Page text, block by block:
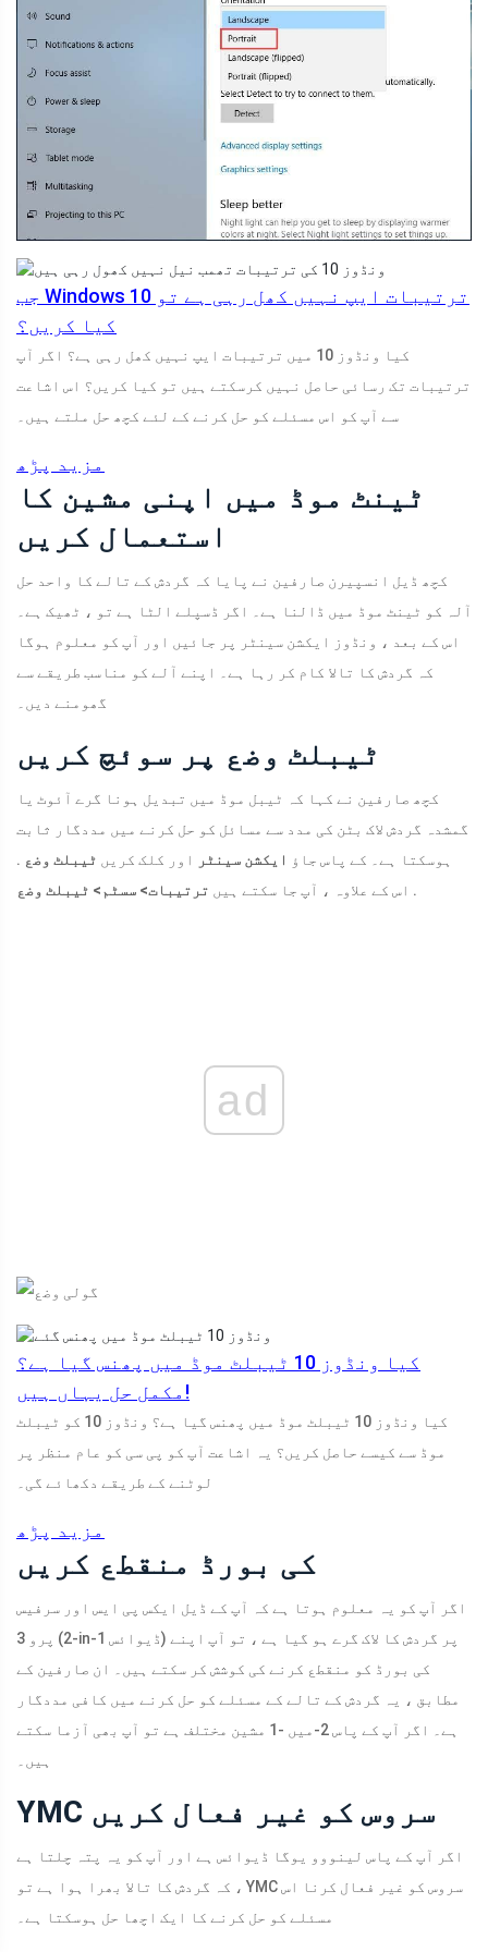
جب Windows 10 ترتیبات ایپ نہیں کھل رہی ہے تو
کیا کریں؟
کیا ونڈوز 10 میں ترتیبات ایپ نہیں کھل رہی ہے؟ اگر آپ
ترتیبات تک رسائی حاصل نہیں کرسکتے ہیں تو کیا کریں؟ اس اشاعت
سے آپ کو اس مسئلے کو حل کرنے کے لئے کچھ حل ملتے ہیں۔
مزید پڑھ
ٹینٹ موڈ میں اپنی مشین کا
استعمال کریں
کچھ ڈیل انسپیرن صارفین نے پایا کہ گردش کے تالے کا واحد حل
آلہ کو ٹینٹ موڈ میں ڈالنا ہے۔ اگر ڈسپلے الٹا ہے تو ، ٹھیک ہے۔
اس کے بعد ، ونڈوز ایکشن سینٹر پر جائیں اور آپ کو معلوم ہوگا
کہ گردش کا تالا کام کر رہا ہے۔ اپنے آلے کو مناسب طریقے سے
گھومنے دیں۔
ٹیبلٹ وضع پر سوئچ کریں
کچھ صارفین نے کہا کہ ٹیبل موڈ میں تبدیل ہونا گرے آئوٹ یا
گمشدہ گردش لاک بٹن کی مدد سے مسائل کو حل کرنے میں مددگار ثابت
ہوسکتا ہے۔ کے پاس جاؤ ایکشن سینٹر اور کلک کریں ٹیبلٹ وضع .
اس کے علاوہ ، آپ جا سکتے ہیں ترتیبات> سسٹم> ٹیبلٹ وضع .
ad
کیا ونڈوز 10 ٹیبلٹ موڈ میں پھنس گیا ہے؟
مکمل حل یہاں ہیں!
کیا ونڈوز 10 ٹیبلٹ موڈ میں پھنس گیا ہے؟ ونڈوز 10 کو ٹیبلٹ
موڈ سے کیسے حاصل کریں؟ یہ اشاعت آپ کو پی سی کو عام منظر پر
لوٹنے کے طریقے دکھائے گی۔
مزید پڑھ
کی بورڈ منقطع کریں
اگر آپ کو یہ معلوم ہوتا ہے کہ آپ کے ڈیل ایکس پی ایس اور سرفیس
پرو 3 (2-in-1 ڈیوائس) پر گردش کا لاک گرے ہو گیا ہے ، تو آپ اپنے
کی بورڈ کو منقطع کرنے کی کوشش کر سکتے ہیں۔ ان صارفین کے
مطابق ، یہ گردش کے تالے کے مسئلے کو حل کرنے میں کافی مددگار
ہے۔ اگر آپ کے پاس 2-میں -1 مشین مختلف ہے تو آپ بھی آزما سکتے
ہیں۔
YMC سروس کو غیر فعال کریں
اگر آپ کے پاس لینووو یوگا ڈیوائس ہے اور آپ کو یہ پتہ چلتا ہے
کہ گردش کا تالا بھرا ہوا ہے تو ، YMC سروس کو غیر فعال کرنا اس
مسئلے کو حل کرنے کا ایک اچھا حل ہوسکتا ہے۔